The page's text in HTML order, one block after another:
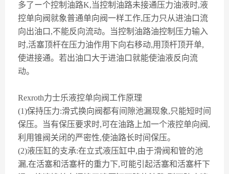
多了ー个控制油路K,当控制油路未接通压力油液时,液
控单向阀就象普通单向阀一样工作,压力只从进油口流
向出油口,不能反向流动。当控制油路油控制压力输入
时,活塞顶杆在压力油作用下向右移动,用顶杆顶开单,
使进接通。若出油口大于进油口就能使油液反向流
动。
Rexroth力士乐液控单向阀工作原理
(1)保持压力:滑式换向阀都有间隙池漏现象,只能短时间
保压。当有保压要求时,可在油路上加一个液控单向阀,
利用锥阀关闭的严密性,使油路长时间保压。
(2)液压缸的支承:在立式液压缸中,由于滑阀和管的池
漏,在活塞和活塞杆的重力下,可能引起活塞和活塞杆下